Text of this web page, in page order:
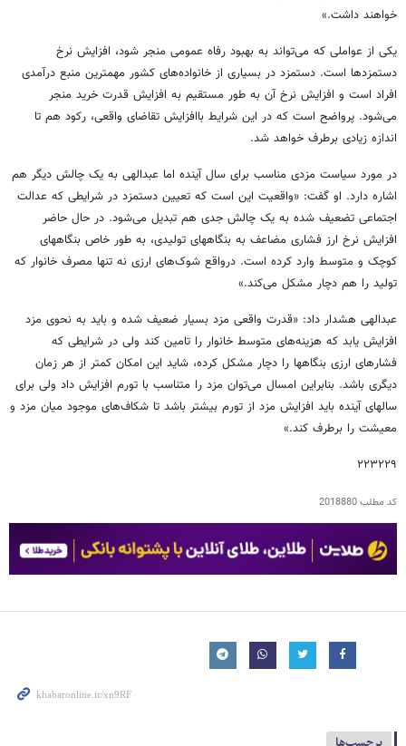
خواهند داشت.»
یکی از عواملی که می‌تواند به بهبود رفاه عمومی منجر شود، افزایش نرخ
دستمزدها است. دستمزد در بسیاری از خانواده‌های کشور مهمترین منبع درآمدی
افراد است و افزایش نرخ آن به طور مستقیم به افزایش قدرت خرید منجر
می‌شود. پرواضح است که در این شرایط باافزایش تقاضای واقعی، رکود هم تا
اندازه زیادی برطرف خواهد شد.
در مورد سیاست مزدی مناسب برای سال آینده اما عبدالهی به یک چالش دیگر هم
اشاره دارد. او گفت:‌ «واقعیت این است که تعیین دستمزد در شرایطی که عدالت
اجتماعی تضعیف شده به یک چالش جدی هم تبدیل می‌شود. در حال حاضر
افزایش نرخ ارز فشاری مضاعف به بنگاههای تولیدی، به طور خاص بنگاههای
کوچک و متوسط وارد کرده است. درواقع شوک‌های ارزی نه تنها مصرف خانوار که
تولید را هم دچار مشکل می‌کند.»
عبدالهی هشدار داد: «قدرت واقعی مزد بسیار ضعیف شده و باید به نحوی مزد
افزایش یابد که هزینه‌های متوسط خانوار را تامین کند ولی در شرایطی که
فشارهای ارزی بنگاهها را دچار مشکل کرده، شاید این امکان کمتر از هر زمان
دیگری باشد. بنابراین امسال می‌توان مزد را متناسب با تورم افزایش داد ولی برای
سالهای آینده باید افزایش مزد از تورم بیشتر باشد تا شکاف‌های موجود میان مزد و
معیشت را برطرف کند.»
۲۲۳۲۲۹
کد مطلب2018880